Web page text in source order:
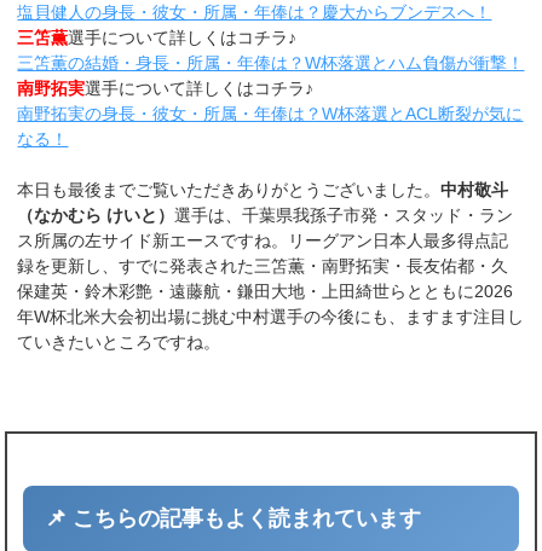
塩貝健人の身長・彼女・所属・年俸は？慶大からブンデスへ！
三笘薫選手について詳しくはコチラ♪
三笘薫の結婚・身長・所属・年俸は？W杯落選とハム負傷が衝撃！
南野拓実選手について詳しくはコチラ♪
南野拓実の身長・彼女・所属・年俸は？W杯落選とACL断裂が気に
なる！
本日も最後までご覧いただきありがとうございました。中村敬斗
（なかむら けいと）選手は、千葉県我孫子市発・スタッド・ラン
ス所属の左サイド新エースですね。リーグアン日本人最多得点記
録を更新し、すでに発表された三笘薫・南野拓実・長友佑都・久
保建英・鈴木彩艶・遠藤航・鎌田大地・上田綺世らとともに2026
年W杯北米大会初出場に挑む中村選手の今後にも、ますます注目し
ていきたいところですね。
📌 こちらの記事もよく読まれています